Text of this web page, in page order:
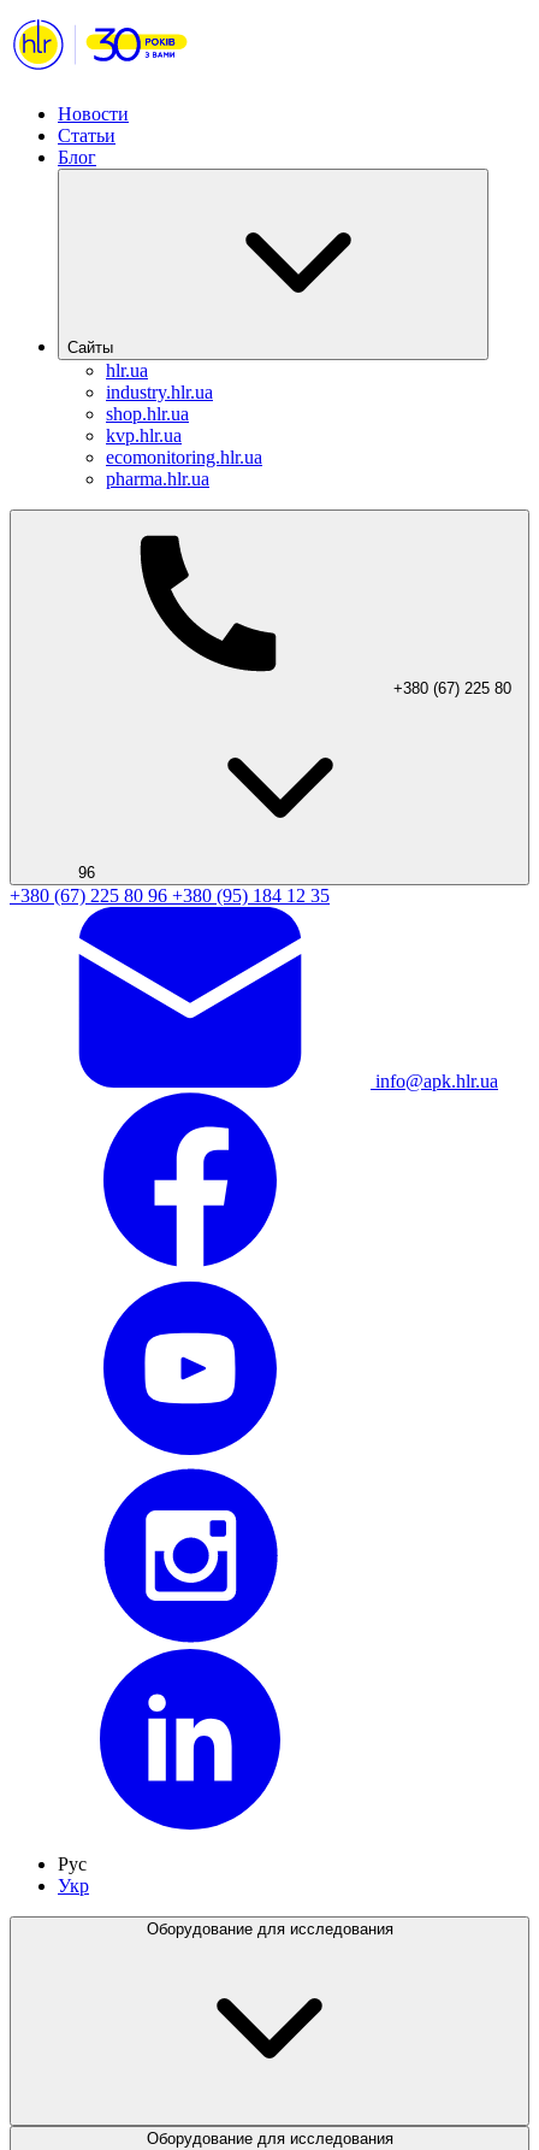
Новости
Статьи
Блог
Сайты
hlr.ua
industry.hlr.ua
shop.hlr.ua
kvp.hlr.ua
ecomonitoring.hlr.ua
pharma.hlr.ua
+380 (67) 225 80
96
+380 (67) 225 80 96 +380 (95) 184 12 35
info@apk.hlr.ua
Рус
Укр
Оборудование для исследования
Оборудование для исследования